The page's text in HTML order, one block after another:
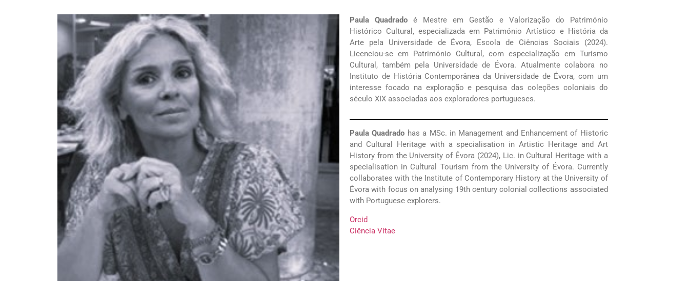
Paula Quadradoé Mestre em Gestão e Valorização do Património
Histórico Cultural, especializada em Património Artístico e História da
Arte pela Universidade de Évora, Escola de Ciências Sociais (2024).
Licenciou-se em Património Cultural, com especialização em Turismo
Cultural, também pela Universidade de Évora. Atualmente colabora no
Instituto de História Contemporânea da Universidade de Évora, com um
interesse focado na exploração e pesquisa das coleções coloniais do
século XIX associadas aos exploradores portugueses.
Paula Quadrado has a MSc. in Management and Enhancement of Historic
and Cultural Heritage with a specialisation in Artistic Heritage and Art
History from the University of Évora (2024), Lic. in Cultural Heritage with a
specialisation in Cultural Tourism from the University of Évora. Currently
collaborates with the Institute of Contemporary History at the University of
Évora with focus on analysing 19th century colonial collections associated
with Portuguese explorers.
Orcid
Ciência Vitae